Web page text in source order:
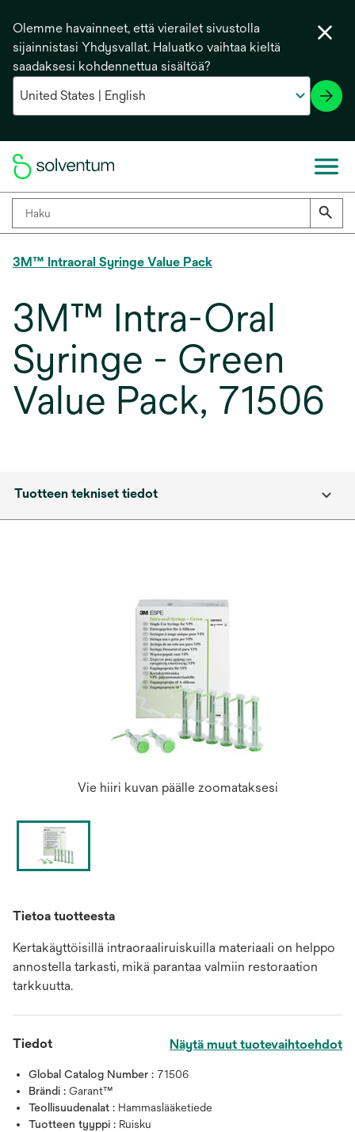
Olemme havainneet, että vierailet sivustolla
sijainnistasi Yhdysvallat. Haluatko vaihtaa kieltä
saadaksesi kohdennettua sisältöä?
3M™ Intraoral Syringe Value Pack
3M™ Intra-Oral
Syringe - Green
Value Pack, 71506
Tuotteen tekniset tiedot
Vie hiiri kuvan päälle zoomataksesi
Tietoa tuotteesta
Kertakäyttöisillä intraoraaliruiskuilla materiaali on helppo
annostella tarkasti, mikä parantaa valmiin restoraation
tarkkuutta.
Tiedot Näytä muut tuotevaihtoehdot
Global Catalog Number : 71506
Brändi : Garant™
Teollisuudenalat : Hammaslääketiede
Tuotteen tyyppi : Ruisku